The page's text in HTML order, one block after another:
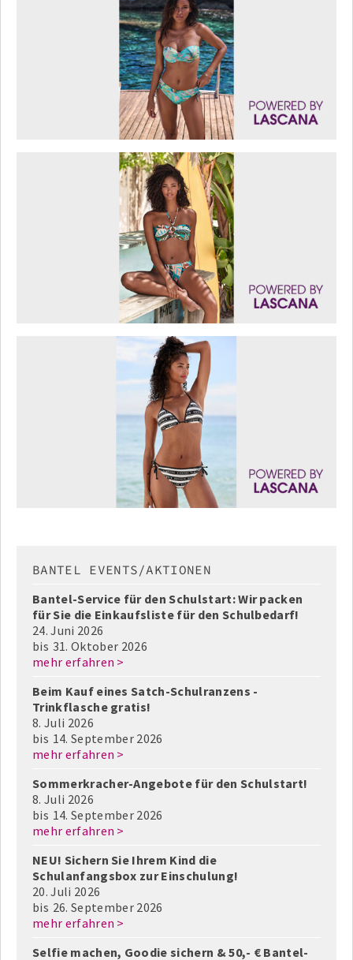
BANTEL EVENTS/AKTIONEN
Bantel-Service für den Schulstart: Wir packen
für Sie die Einkaufsliste für den Schulbedarf!
24. Juni 2026
bis 31. Oktober 2026
mehr erfahren >
Beim Kauf eines Satch-Schulranzens -
Trinkflasche gratis!
8. Juli 2026
bis 14. September 2026
mehr erfahren >
Sommerkracher-Angebote für den Schulstart!
8. Juli 2026
bis 14. September 2026
mehr erfahren >
NEU! Sichern Sie Ihrem Kind die
Schulanfangsbox zur Einschulung!
20. Juli 2026
bis 26. September 2026
mehr erfahren >
Selfie machen, Goodie sichern & 50,- € Bantel-